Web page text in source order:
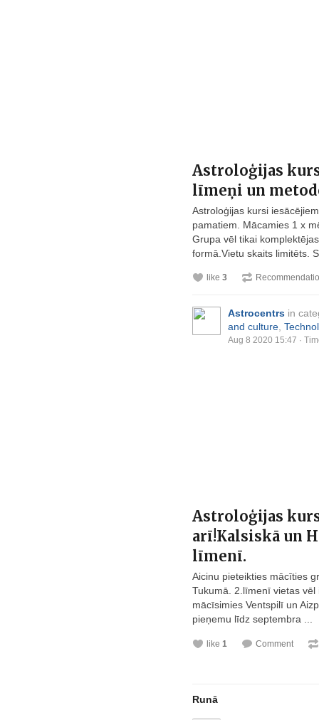
Astroloģijas
līmeņi un
Astroloģijas kursi
pamatiem. Mācamies 1 x
Grupa vēl tikai
formā.Vietu skaits limitēts.
like 3
Astrocentrs in
and culture,
Aug 8 2020 15:47 ·
Astroloģijas
arī!Kalsiskā un
līmenī.
Aicinu pieteikties mācīties
Tukumā. 2.līmenī vietas
mācīsimies Ventspilī un
pieņemu līdz septembra ...
like 1 Comment
Runā